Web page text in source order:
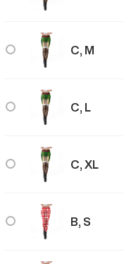
C, M
C, L
C, XL
B, S